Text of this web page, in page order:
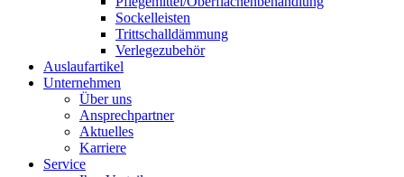
Sockelleisten
Trittschalldämmung
Verlegezubehör
Auslaufartikel
Unternehmen
Über uns
Ansprechpartner
Aktuelles
Karriere
Service